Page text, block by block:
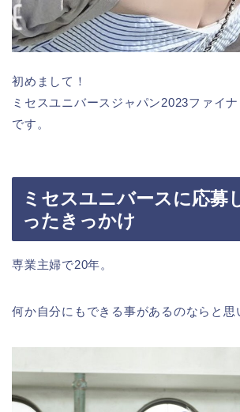
初めまして！
ミセスユニバースジャパン2023ファイ
です。
ミセスユニバースに応募
ったきっかけ
専業主婦で20年。
何か自分にもできる事があるのならと思